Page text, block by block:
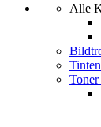
Alle
Toner